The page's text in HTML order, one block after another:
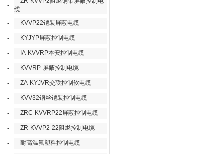
-
缆
-
KVVP22铠装屏蔽电缆
- KYJYP屏蔽控制电缆
- IA-KVVRP本安控制电缆
- KVVRP-屏蔽控制电缆
- ZA-KYJVR交联控制软电缆
- KVV32钢丝铠装控制电缆
- ZRC-KVVRP22屏蔽控制电缆
- ZR-KVVP2-22阻燃控制电缆
- 耐高温氟塑料控制电缆